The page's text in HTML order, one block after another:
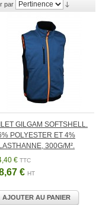
par
GILGAM SOFTSHELL.
POLYESTER ET 4%
300G/M².
€ TTC
€ HT
AJOUTER AU PANIER